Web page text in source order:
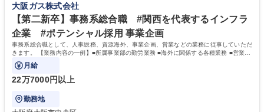
大阪ガス株式会社
【第二新卒】事務系総合職 #関西を代表するインフラ
企業 #ポテンシャル採用 事業企画
事務系総合職として、人事総務、資源海外、事業企画、営業などの業務に従事していただ
きます。 【業務内容の一例】■所属事業部の勤労業務 ■海外に関係する各種業務 ■営業部
門の企画スタッフ、ルート営業
月給
22万7000円以上
勤務地